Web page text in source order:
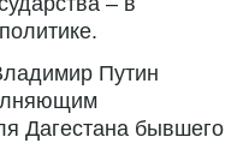
Путин
Дагестана бывшего